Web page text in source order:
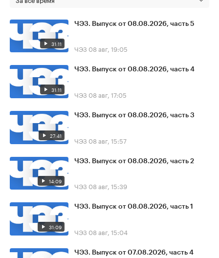
31:11
ЧЭЗ. Выпуск от 08.08.2026, часть 5
ЧЭЗ 08 авг, 19:05
31:11
ЧЭЗ. Выпуск от 08.08.2026, часть 4
ЧЭЗ 08 авг, 17:05
27:41
ЧЭЗ. Выпуск от 08.08.2026, часть 3
ЧЭЗ 08 авг, 15:57
14:09
ЧЭЗ. Выпуск от 08.08.2026, часть 2
ЧЭЗ 08 авг, 15:39
31:09
ЧЭЗ. Выпуск от 08.08.2026, часть 1
ЧЭЗ 08 авг, 15:04
ЧЭЗ. Выпуск от 07.08.2026, часть 4